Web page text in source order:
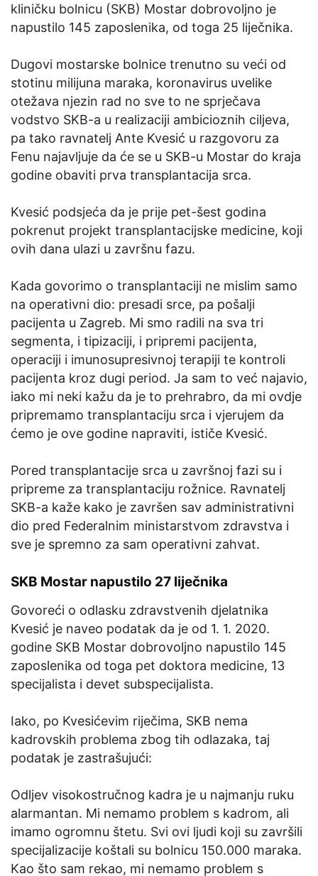
kliničku bolnicu (SKB) Mostar dobrovoljno je
napustilo 145 zaposlenika, od toga 25 liječnika.
Dugovi mostarske bolnice trenutno su veći od
stotinu milijuna maraka, koronavirus uvelike
otežava njezin rad no sve to ne sprječava
vodstvo SKB-a u realizaciji ambicioznih ciljeva,
pa tako ravnatelj Ante Kvesić u razgovoru za
Fenu najavljuje da će se u SKB-u Mostar do kraja
godine obaviti prva transplantacija srca.
Kvesić podsjeća da je prije pet-šest godina
pokrenut projekt transplantacijske medicine, koji
ovih dana ulazi u završnu fazu.
Kada govorimo o transplantaciji ne mislim samo
na operativni dio: presadi srce, pa pošalji
pacijenta u Zagreb. Mi smo radili na sva tri
segmenta, i tipizaciji, i pripremi pacijenta,
operaciji i imunosupresivnoj terapiji te kontroli
pacijenta kroz dugi period. Ja sam to već najavio,
iako mi neki kažu da je to prehrabro, da mi ovdje
pripremamo transplantaciju srca i vjerujem da
ćemo je ove godine napraviti, ističe Kvesić.
Pored transplantacije srca u završnoj fazi su i
pripreme za transplantaciju rožnice. Ravnatelj
SKB-a kaže kako je završen sav administrativni
dio pred Federalnim ministarstvom zdravstva i
sve je spremno za sam operativni zahvat.
SKB Mostar napustilo 27 liječnika
Govoreći o odlasku zdravstvenih djelatnika
Kvesić je naveo podatak da je od 1. 1. 2020.
godine SKB Mostar dobrovoljno napustilo 145
zaposlenika od toga pet doktora medicine, 13
specijalista i devet subspecijalista.
Iako, po Kvesićevim riječima, SKB nema
kadrovskih problema zbog tih odlazaka, taj
podatak je zastrašujući:
Odljev visokostručnog kadra je u najmanju ruku
alarmantan. Mi nemamo problem s kadrom, ali
imamo ogromnu štetu. Svi ovi ljudi koji su završili
specijalizacije koštali su bolnicu 150.000 maraka.
Kao što sam rekao, mi nemamo problem s